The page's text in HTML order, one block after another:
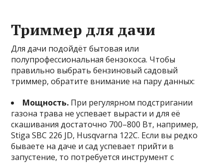
Триммер для дачи
Для дачи подойдёт бытовая или
полупрофессиональная бензокоса. Чтобы
правильно выбрать бензиновый садовый
триммер, обратите внимание на пару данных:
Мощность. При регулярном подстригании
газона трава не успевает вырасти и для её
скашивания достаточно 700–800 Вт, например,
Stiga SBC 226 JD, Husqvarna 122C. Если вы редко
бываете на даче и сад успевает прийти в
запустение, то потребуется инструмент с